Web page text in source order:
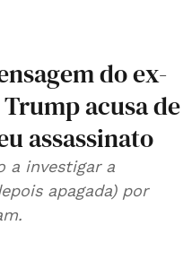
do ex-
acusa de
assassinato
a investigar a
apagada) por